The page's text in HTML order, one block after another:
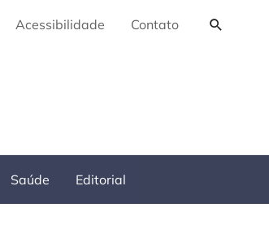
Acessibilidade Contato
Saúde Editorial